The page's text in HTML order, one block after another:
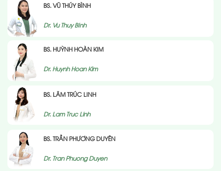
BS. VŨ THÚY BÌNH
Dr. Vu Thuy BInh
BS. HUỲNH HOÀN KIM
Dr. Huynh Hoan Kim
BS. LÂM TRÚC LINH
Dr. Lam Truc Linh
BS. TRẦN PHƯƠNG DUYÊN
Dr. Tran Phuong Duyen